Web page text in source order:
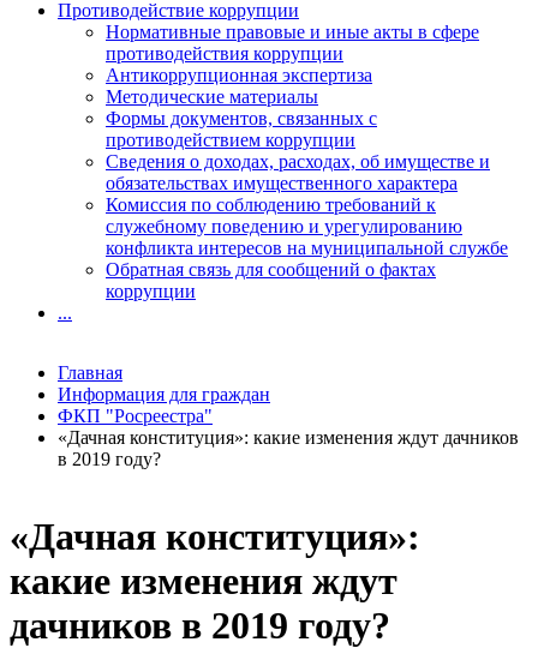
«Дачная конституция»:
какие изменения ждут
дачников в 2019 году?
Противодействие коррупции
Нормативные правовые и иные акты в сфере
противодействия коррупции
Антикоррупционная экспертиза
Методические материалы
Формы документов, связанных с
противодействием коррупции
Сведения о доходах, расходах, об имуществе и
обязательствах имущественного характера
Комиссия по соблюдению требований к
служебному поведению и урегулированию
конфликта интересов на муниципальной службе
Обратная связь для сообщений о фактах
коррупции
...
Главная
Информация для граждан
ФКП "Росреестра"
«Дачная конституция»: какие изменения ждут дачников
в 2019 году?